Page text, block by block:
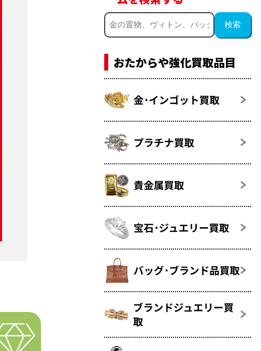
おたからや強化買取品目
金･インゴット買取
プラチナ買取
貴金属買取
宝石･ジュエリー買取
バッグ･ブランド品買取
ブランドジュエリー買
取